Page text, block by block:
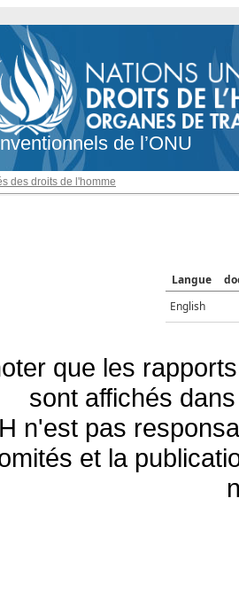
de l’ONU
des droits de l'homme
Langue
English
que les
sont affichés
n'est pas
et la